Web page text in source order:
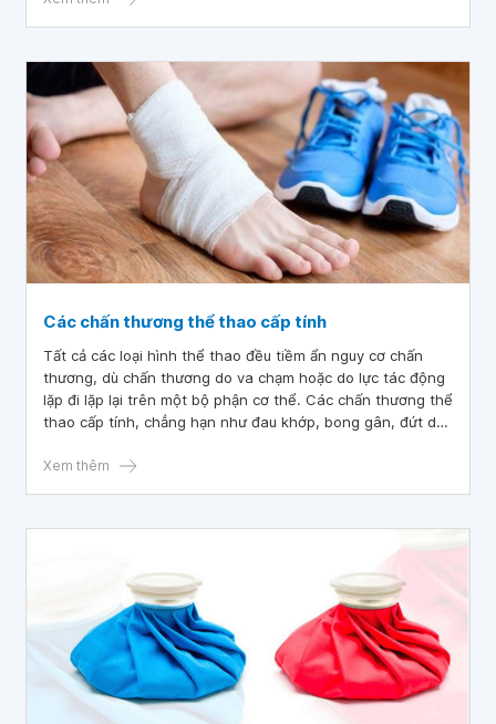
Các chấn thương thể thao cấp tính
Tất cả các loại hình thể thao đều tiềm ẩn nguy cơ chấn
thương, dù chấn thương do va chạm hoặc do lực tác động
lặp đi lặp lại trên một bộ phận cơ thể. Các chấn thương thể
thao cấp tính, chẳng hạn như đau khớp, bong gân, đứt dây
động.
Xem thêm